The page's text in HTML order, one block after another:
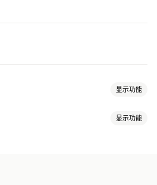
显示功能
显示功能